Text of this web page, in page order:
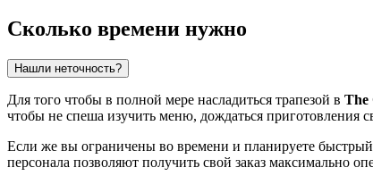
Сколько времени нужно
Нашли неточность?
Для того чтобы в полной мере насладиться трапезой в The
чтобы не спеша изучить меню, дождаться приготовления
Если же вы ограничены во времени и планируете
персонала позволяют получить свой заказ максимально